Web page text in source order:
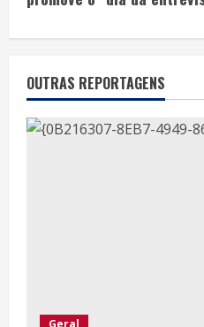
OUTRAS REPORTAGENS